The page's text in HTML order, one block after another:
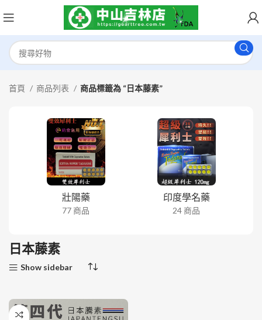
首頁 商品列表 商品標籤為 “日本藤素”
壯陽藥
77 商品
印度學名藥
24 商品
日本藤素
Show sidebar